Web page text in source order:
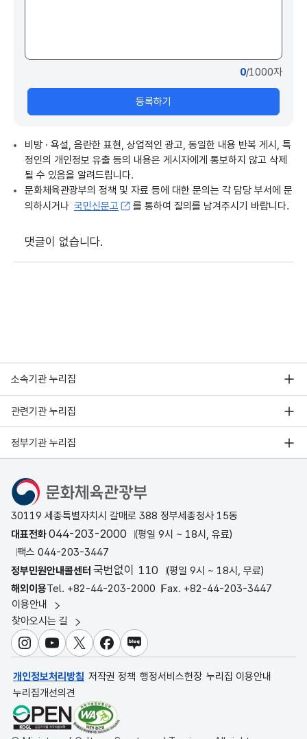
0/1000자
등록하기
비방 · 욕설, 음란한 표현, 상업적인 광고, 동일한 내용 반복 게시, 특
정인의 개인정보 유출 등의 내용은 게시자에게 통보하지 않고 삭제
될 수 있음을 알려드립니다.
문화체육관광부의 정책 및 자료 등에 대한 문의는 각 담당 부서에 문
의하시거나 국민신문고 를 통하여 질의를 남겨주시기 바랍니다.
댓글이 없습니다.
소속기관 누리집
관련기관 누리집
정부기관 누리집
문화체육관광부
30119 세종특별자치시 갈매로 388 정부세종청사 15동
대표전화044-203-2000
(평일 9시 ~ 18시, 유료)
팩스 044-203-3447
정부민원안내콜센터 국번없이 110
(평일 9시 ~ 18시, 무료)
해외이용Tel. +82-44-203-2000 Fax. +82-44-203-3447
이용안내
찾아오시는 길
인스타그램
유튜브X 페이스북
블로그
개인정보처리방침 저작권 정책 행정서비스헌장 누리집 이용안내
누리집개선의견